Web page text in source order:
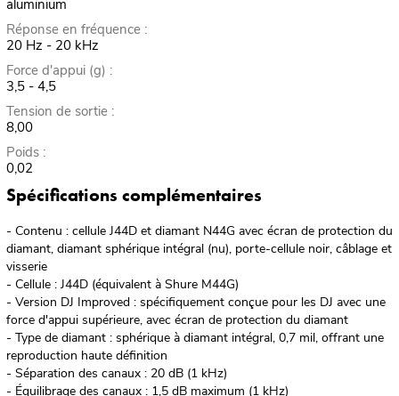
aluminium
Réponse en fréquence :
20 Hz - 20 kHz
Force d'appui (g) :
3,5 - 4,5
Tension de sortie :
8,00
Poids :
0,02
Spécifications complémentaires
- Contenu : cellule J44D et diamant N44G avec écran de protection du
diamant, diamant sphérique intégral (nu), porte-cellule noir, câblage et
visserie
- Cellule : J44D (équivalent à Shure M44G)
- Version DJ Improved : spécifiquement conçue pour les DJ avec une
force d'appui supérieure, avec écran de protection du diamant
- Type de diamant : sphérique à diamant intégral, 0,7 mil, offrant une
reproduction haute définition
- Séparation des canaux : 20 dB (1 kHz)
- Équilibrage des canaux : 1,5 dB maximum (1 kHz)